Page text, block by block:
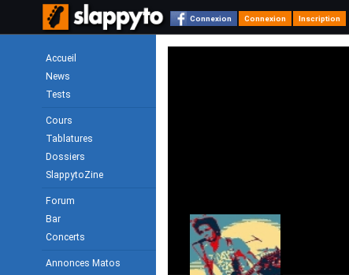
Connexion Connexion Inscription
Accueil
News
Tests
Cours
Tablatures
Dossiers
SlappytoZine
Forum
Bar
Concerts
Annonces Matos